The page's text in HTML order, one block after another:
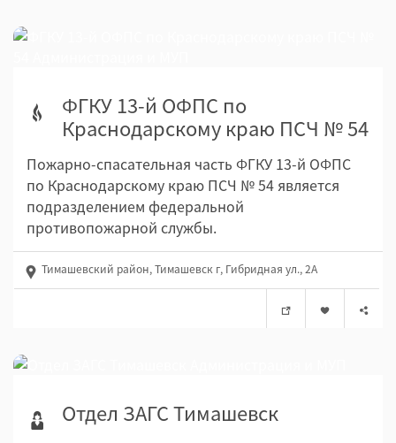
ФГКУ 13-й ОФПС по
Краснодарскому краю ПСЧ № 54
Пожарно-спасательная часть ФГКУ 13-й ОФПС
по Краснодарскому краю ПСЧ № 54 является
подразделением федеральной
противопожарной службы.
Тимашевский район, Тимашевск г, Гибридная ул., 2А
Отдел ЗАГС Тимашевск